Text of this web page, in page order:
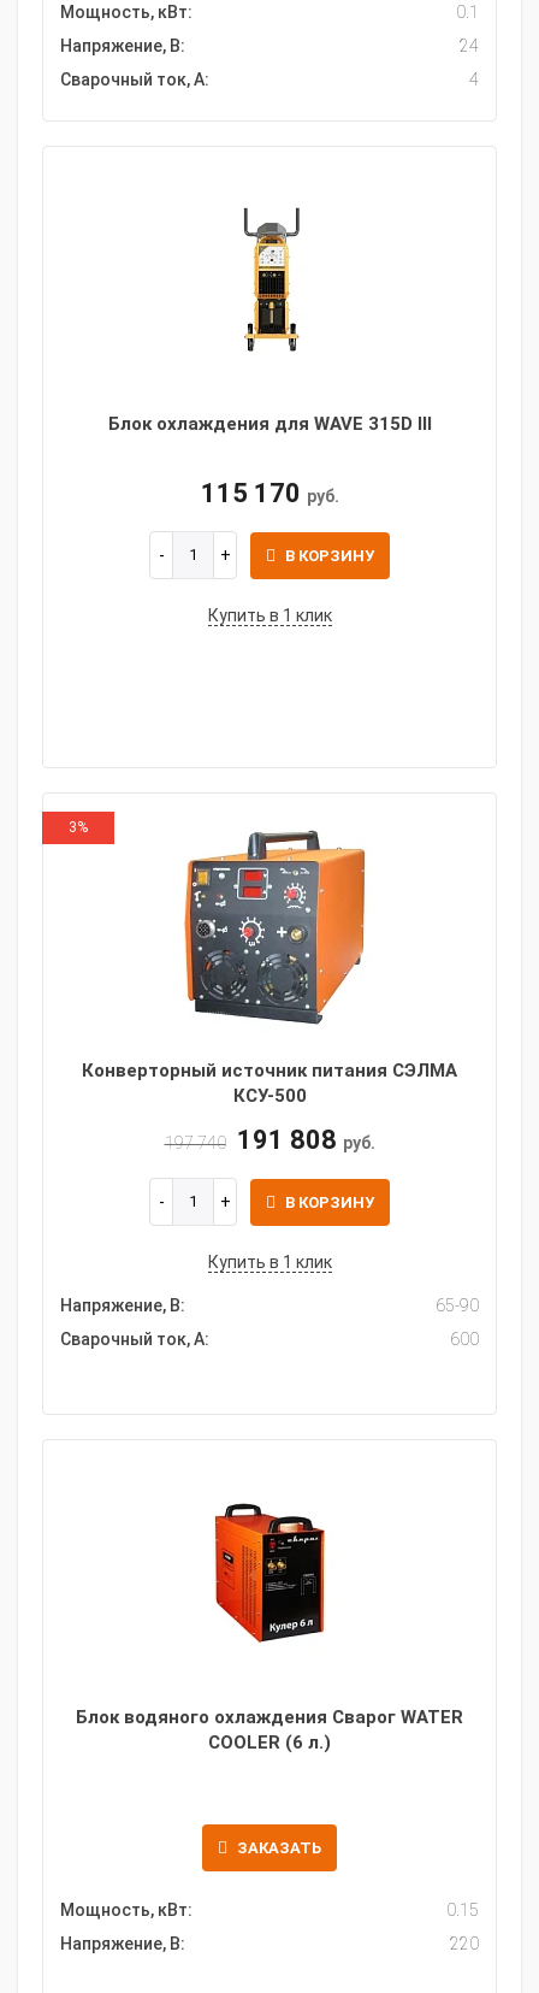
Мощность, кВт:
0.1
Напряжение, В:
24
Сварочный ток, А:
4
Блок охлаждения для WAVE 315D III
115 170 руб.
В КОРЗИНУ
Купить в 1 клик
3%
Конверторный источник питания СЭЛМА
КСУ-500
197 740 191 808 руб.
В КОРЗИНУ
Купить в 1 клик
Напряжение, В:
65-90
Сварочный ток, А:
600
Блок водяного охлаждения Сварог WATER
COOLER (6 л.)
ЗАКАЗАТЬ
Мощность, кВт:
0.15
Напряжение, В:
220